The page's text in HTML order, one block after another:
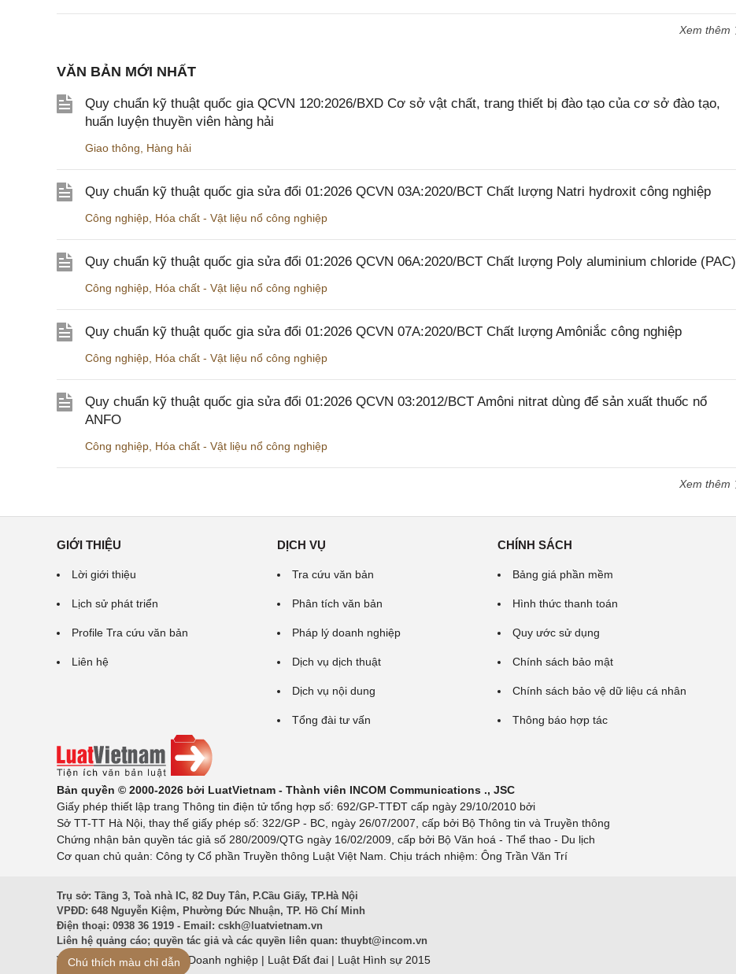
Xem thêm
VĂN BẢN MỚI NHẤT
Quy chuẩn kỹ thuật quốc gia QCVN 120:2026/BXD Cơ sở vật chất, trang thiết bị đào tạo của cơ sở đào tạo,
huấn luyện thuyền viên hàng hải
Giao thông Hàng hải
Quy chuẩn kỹ thuật quốc gia sửa đổi 01:2026 QCVN 03A:2020/BCT Chất lượng Natri hydroxit công nghiệp
Công nghiệp Hóa chất - Vật liệu nổ công nghiệp
Quy chuẩn kỹ thuật quốc gia sửa đổi 01:2026 QCVN 06A:2020/BCT Chất lượng Poly aluminium chloride (PAC)
Công nghiệp Hóa chất - Vật liệu nổ công nghiệp
Quy chuẩn kỹ thuật quốc gia sửa đổi 01:2026 QCVN 07A:2020/BCT Chất lượng Amôniắc công nghiệp
Công nghiệp Hóa chất - Vật liệu nổ công nghiệp
Quy chuẩn kỹ thuật quốc gia sửa đổi 01:2026 QCVN 03:2012/BCT Amôni nitrat dùng để sản xuất thuốc nổ
ANFO
Công nghiệp Hóa chất - Vật liệu nổ công nghiệp
Xem thêm
GIỚI THIỆU
Lời giới thiệu
Lịch sử phát triển
Profile Tra cứu văn bản
Liên hệ
DỊCH VỤ
Tra cứu văn bản
Phân tích văn bản
Pháp lý doanh nghiệp
Dịch vụ dịch thuật
Dịch vụ nội dung
Tổng đài tư vấn
CHÍNH SÁCH
Bảng giá phần mềm
Hình thức thanh toán
Quy ước sử dụng
Chính sách bảo mật
Chính sách bảo vệ dữ liệu cá nhân
Thông báo hợp tác
Bản quyền © 2000-2026 bởi LuatVietnam - Thành viên INCOM Communications ., JSC
Giấy phép thiết lập trang Thông tin điện tử tổng hợp số: 692/GP-TTĐT cấp ngày 29/10/2010 bởi
Sở TT-TT Hà Nội, thay thế giấy phép số: 322/GP - BC, ngày 26/07/2007, cấp bởi Bộ Thông tin và Truyền thông
Chứng nhận bản quyền tác giả số 280/2009/QTG ngày 16/02/2009, cấp bởi Bộ Văn hoá - Thể thao - Du lịch
Cơ quan chủ quản: Công ty Cổ phần Truyền thông Luật Việt Nam. Chịu trách nhiệm: Ông Trần Văn Trí
Trụ sở: Tầng 3, Toà nhà IC, 82 Duy Tân, P.Cầu Giấy, TP.Hà Nội
VPĐD: 648 Nguyễn Kiệm, Phường Đức Nhuận, TP. Hồ Chí Minh
Điện thoại: 0938 36 1919 - Email: cskh@luatvietnam.vn
Liên hệ quảng cáo; quyền tác giả và các quyền liên quan: thuybt@incom.vn
Văn Bản Pháp Luật|Luật Doanh nghiệp | Luật Đất đai | Luật Hình sự 2015
Chú thích màu chỉ dẫn